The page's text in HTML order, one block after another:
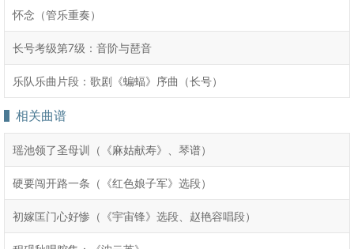
怀念（管乐重奏）
长号考级第7级：音阶与琶音
乐队乐曲片段：歌剧《蝙蝠》序曲（长号）
相关曲谱
瑶池领了圣母训（《麻姑献寿》、琴谱）
硬要闯开路一条（《红色娘子军》选段）
初嫁匡门心好惨（《宇宙锋》选段、赵艳容唱段）